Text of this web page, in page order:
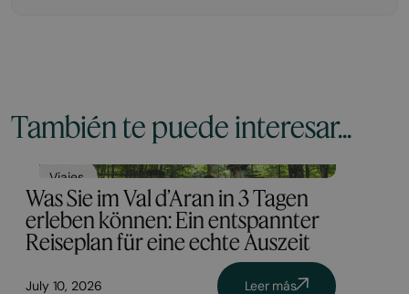
También te puede interesar...
Viajes
Was Sie im Val d’Aran in 3 Tagen
erleben können: Ein entspannter
Reiseplan für eine echte Auszeit
July 10, 2026 Leer más